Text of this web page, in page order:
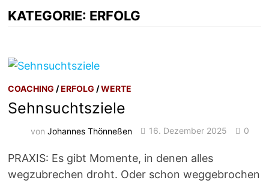
KATEGORIE: ERFOLG
COACHING /ERFOLG /WERTE
Sehnsuchtsziele
vonJohannes Thönneßen 16. Dezember 2025 0
PRAXIS: Es gibt Momente, in denen alles
wegzubrechen droht. Oder schon weggebrochen